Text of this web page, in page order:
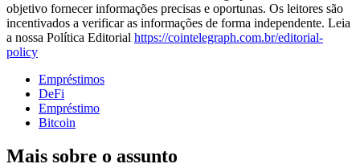
objetivo fornecer informações precisas e oportunas. Os leitores são
incentivados a verificar as informações de forma independente. Leia
a nossa Política Editorial https://cointelegraph.com.br/editorial-
policy
Empréstimos
DeFi
Empréstimo
Bitcoin
Mais sobre o assunto